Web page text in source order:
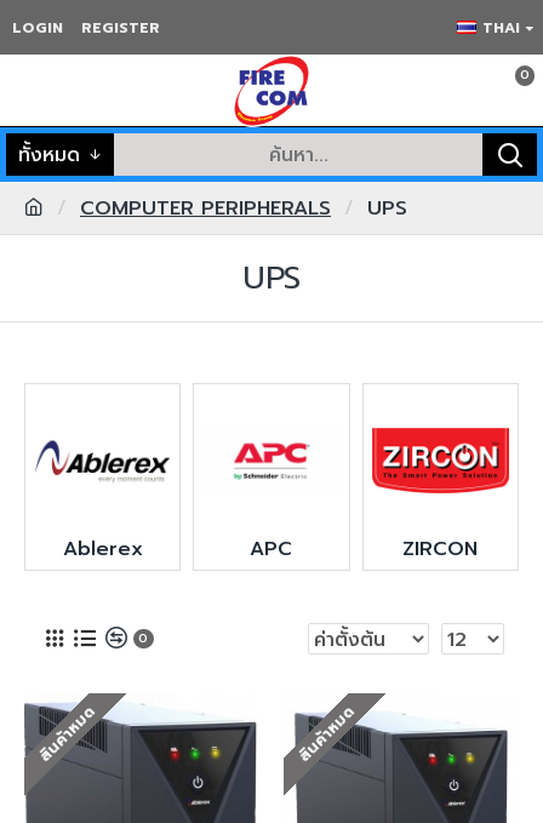
LOGIN REGISTER THAI
0
ทั้งหมด
COMPUTER PERIPHERALS
UPS
UPS
Ablerex APC ZIRCON
0
สินค้าหมด สินค้าหมด